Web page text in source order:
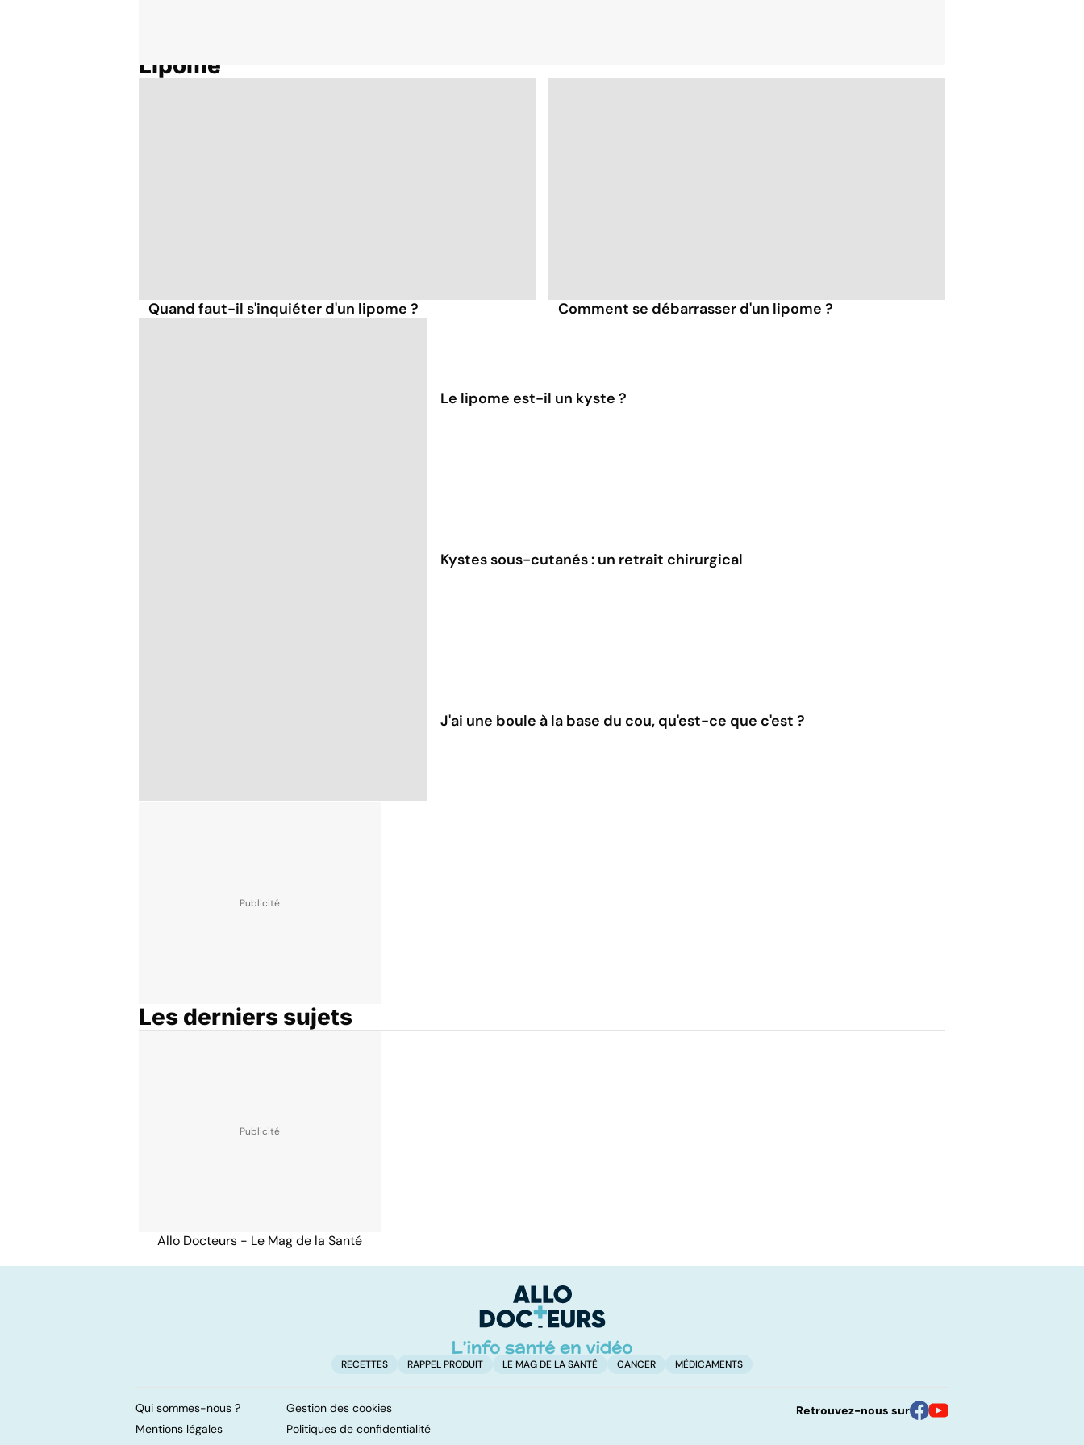
Lipome
Quand faut-il s'inquiéter d'un lipome ? Comment se débarrasser d'un lipome ?
Le lipome est-il un kyste ?
Kystes sous-cutanés : un retrait chirurgical
J'ai une boule à la base du cou, qu'est-ce que c'est ?
Les derniers sujets
Allo Docteurs - Le Mag de la Santé
RECETTES RAPPEL PRODUIT LE MAG DE LA SANTÉ CANCER MÉDICAMENTS
Qui sommes-nous ?
Gestion des cookies
Mentions légales
Politiques de confidentialité
Retrouvez-nous sur